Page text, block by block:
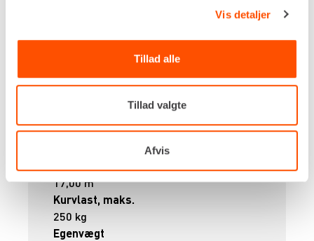
Vis detaljer
Tillad alle
Tillad valgte
Afvis
Arbejdshøjde, maks.
17,00 m
Kurvlast, maks.
250 kg
Egenvægt